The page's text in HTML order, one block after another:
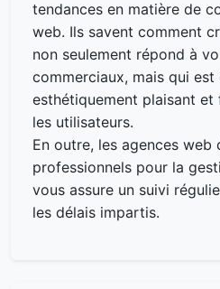
tendances en matière de
web. Ils savent comment
non seulement répond à
commerciaux, mais qui est
esthétiquement plaisant
les utilisateurs.
En outre, les agences
professionnels pour la
vous assure un suivi
les délais impartis.